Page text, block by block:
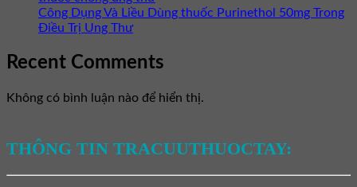
Công Dụng Và Liều Dùng thuốc Purinethol 50mg Trong
Điều Trị Ung Thư
Recent Comments
Không có bình luận nào để hiển thị.
THÔNG TIN TRACUUTHUOCTAY: